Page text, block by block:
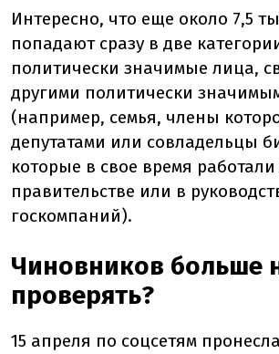
Интересно, что еще около 7,5
попадают сразу в две
политически значимые лица,
другими политически
(например, семья, члены
депутатами или совладельцы
которые в свое время работали
правительстве или в
госкомпаний).
Чиновников больше
проверять?
15 апреля по соцсетям